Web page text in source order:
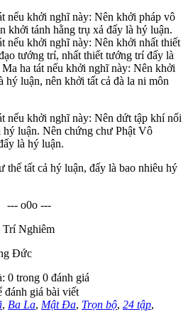
nếu khởi nghĩ này: Nên khởi pháp vô
khởi tánh hằng trụ xả đấy là hý luận.
nếu khởi nghĩ này: Nên khởi nhất thiết
tướng trí, nhất thiết tướng trí đấy là
ha tát nếu khởi nghĩ này: Nên khởi
hý luận, nên khởi tất cả đà la ni môn
nếu khởi nghĩ này: Nên dứt tập khí nối
hý luận. Nên chứng chư Phật Vô
là hý luận.
tất cả hý luận, đấy là bao nhiêu hý
--- o0o ---
Nghiêm
Đức
0 trong 0 đánh giá
đánh giá bài viết
, Ba La, Mật Đa, Trọn bộ, 24 tập,